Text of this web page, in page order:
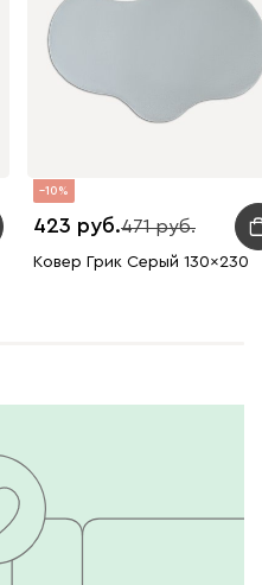
10
423 471
Ковер Грик Серый 130x230